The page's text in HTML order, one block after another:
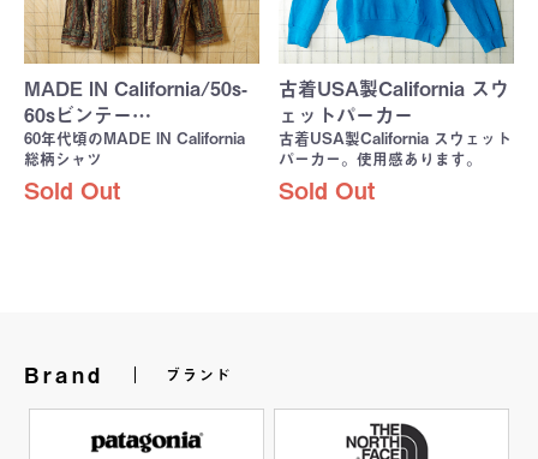
MADE IN California/50s-
60sビンテー…
60年代頃のMADE IN California
総柄シャツ
Sold Out
古着USA製California スウ
ェットパーカー
古着USA製California スウェット
パーカー。使用感あります。
Sold Out
Brand ブランド